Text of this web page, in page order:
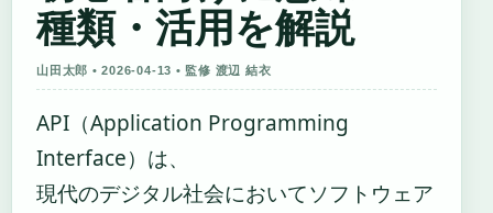
種類・活用を解説
山田太郎 • 2026-04-13 • 監修 渡辺 結衣
API（Application Programming
Interface）は、
現代のデジタル社会においてソフトウェア